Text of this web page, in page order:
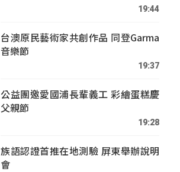
19:44
台澳原民藝術家共創作品 同登Garma
音樂節
19:37
公益團邀愛國浦長輩義工 彩繪蛋糕慶
父親節
19:28
族語認證首推在地測驗 屏東舉辦說明
會